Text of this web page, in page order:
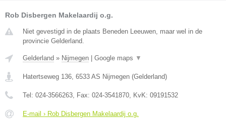
Rob Disbergen Makelaardij o.g.
Niet gevestigd in de plaats Beneden Leeuwen, maar wel in de
provincie Gelderland.
Gelderland » Nijmegen | Google maps ▼
Hatertseweg 136 6533 AS Nijmegen (Gelderland)
Tel: 024-3566263 , Fax: 024-3541870 , KvK: 09191532
E-mail › Rob Disbergen Makelaardij o.g.